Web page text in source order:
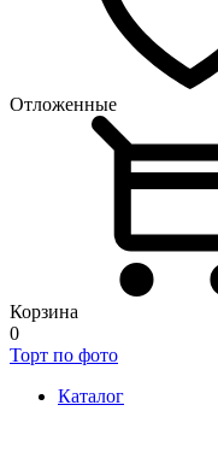
Отложенные
Корзина
0
Торт по фото
Каталог